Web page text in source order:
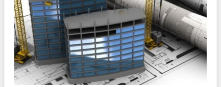
Anunțuri
Consiliul consulativ internațional IDIS
Agenda Națională de Business
Puterea hibridă
15 minute de realism economic
Trend Hunter